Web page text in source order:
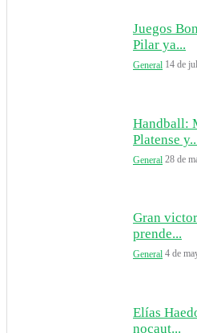
Juegos
Pilar ya...
General 14 de
Handball:
Platense
General 28 de
Gran
prende...
General 4 de
Elías
nocaut...